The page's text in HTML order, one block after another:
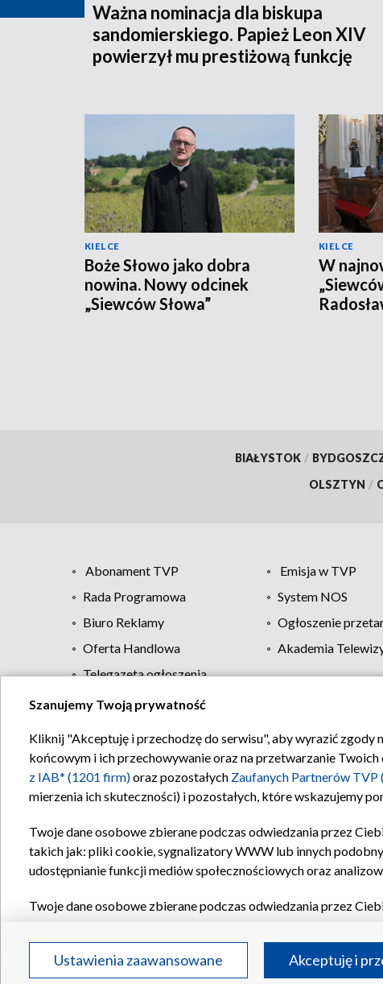
Ważna nominacja dla biskupa
sandomierskiego. Papież Leon XIV
powierzył mu prestiżową funkcję
KIELCE
Boże Słowo jako dobra
nowina. Nowy odcinek
„Siewców Słowa”
KIELCE
W
BIAŁYSTOK /
OLSZTYN /
Abonament TVP Emisja w TVP
Rada Programowa
System NOS
Biuro Reklamy
Ogłoszenie
Oferta Handlowa
Akademia
Telegazeta ogłoszenia
Regulamin TVP
Szanujemy Twoją prywatność
Kliknij "Akceptuję i przechodzę do serwisu", aby wyrazić
końcowym i ich przechowywanie oraz na przetwarzanie
z IAB* (1201 firm)oraz pozostałych Zaufanych Partnerów TVP
mierzenia ich skuteczności) i pozostałych, które wskazujemy
Twoje dane osobowe zbierane podczas odwiedzania przez
takich jak: pliki cookie, sygnalizatory WWW lub innych
udostępnianie funkcji mediów społecznościowych oraz
Twoje dane osobowe zbierane podczas odwiedzania przez
Partnerów TVPdla realizacji następujących celów i funkcji:
reklam, tworzenia profilu spersonalizowanych reklam,
Ustawienia zaawansowane Akceptuję i